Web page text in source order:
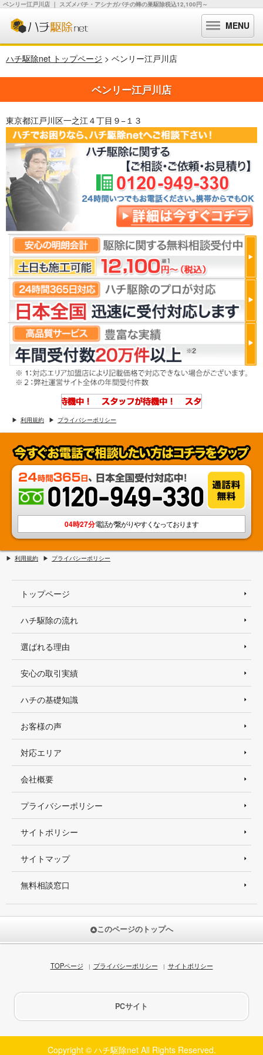
ベンリー江戸川店 ｜ スズメバチ・アシナガバチの蜂の巣駆除税込12,100円～
MENU
ハチ駆除net トップページ > ベンリー江戸川店
ベンリー江戸川店
東京都江戸川区一之江４丁目９−１３
利用規約 プライバシーポリシー
04時27分電話が繋がりやすくなっております
利用規約 プライバシーポリシー
トップページ
ハチ駆除の流れ
選ばれる理由
安心の取引実績
ハチの基礎知識
お客様の声
対応エリア
会社概要
プライバシーポリシー
サイトポリシー
サイトマップ
無料相談窓口
このページのトップへ
TOPページ プライバシーポリシー サイトポリシー
PCサイト
Copyright © ハチ駆除net All Rights Reserved.